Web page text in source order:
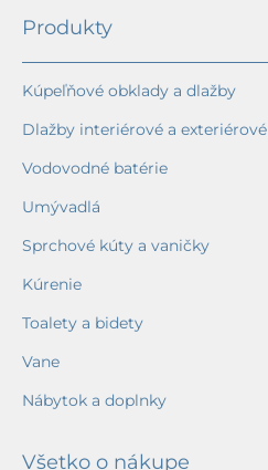
Produkty
Kúpeľňové obklady a dlažby
Dlažby interiérové a exteriérové
Vodovodné batérie
Umývadlá
Sprchové kúty a vaničky
Kúrenie
Toalety a bidety
Vane
Nábytok a doplnky
Všetko o nákupe